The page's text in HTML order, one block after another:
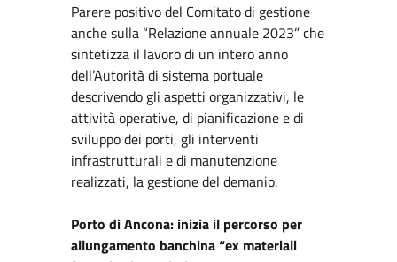
Parere positivo del Comitato di gestione
anche sulla “Relazione annuale 2023” che
sintetizza il lavoro di un intero anno
dell’Autorità di sistema portuale
descrivendo gli aspetti organizzativi, le
attività operative, di pianificazione e di
sviluppo dei porti, gli interventi
infrastrutturali e di manutenzione
realizzati, la gestione del demanio.
Porto di Ancona: inizia il percorso per
allungamento banchina “ex materiali